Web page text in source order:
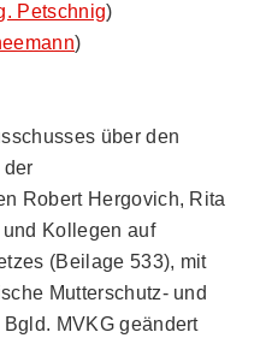
Petschnig)
)
über den
der
Robert Hergovich, Rita
Kollegen auf
(Beilage 533), mit
Mutterschutz- und
MVKG geändert